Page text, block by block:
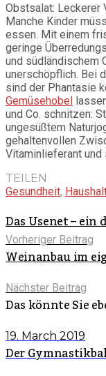
Obstsalat: Leckerer
Manche Kinder
essen. Mit einem
geringe
und südländischem
unerschöpflich. Bei
sind der Phantasie
Gemüsehobel
und Co. schnitzen:
ungesüßtem
gehaltenvollen
Vitaminlieferant und
TEILEN
Gesundheit,
Das Usenet –
Vorheriger Beitrag
Weinanbau im
Nächster Beitrag
Das könnte Sie
19. March 2019
Der